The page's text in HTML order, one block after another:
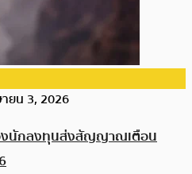
ายน 3, 2026
งนักลงทุนส่งสัญญาณเตือน